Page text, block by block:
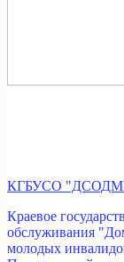
КГБУСО
Краевое
обслуживания
молодых